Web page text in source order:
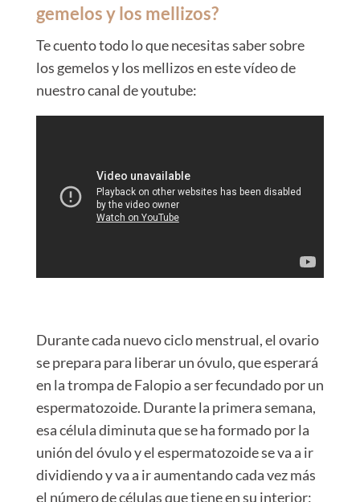
gemelos y los mellizos?
Te cuento todo lo que necesitas saber sobre
los gemelos y los mellizos en este vídeo de
nuestro canal de youtube:
Durante cada nuevo ciclo menstrual, el ovario
se prepara para liberar un óvulo, que esperará
en la trompa de Falopio a ser fecundado por un
espermatozoide. Durante la primera semana,
esa célula diminuta que se ha formado por la
unión del óvulo y el espermatozoide se va a ir
dividiendo y va a ir aumentando cada vez más
el número de células que tiene en su interior: